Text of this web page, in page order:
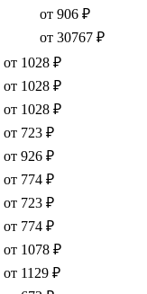
от 906 ₽
от 30767 ₽
от 1028 ₽
от 1028 ₽
от 1028 ₽
от 723 ₽
от 926 ₽
от 774 ₽
от 723 ₽
от 774 ₽
от 1078 ₽
от 1129 ₽